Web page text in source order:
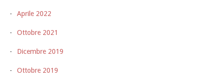
Aprile 2022
Ottobre 2021
Dicembre 2019
Ottobre 2019